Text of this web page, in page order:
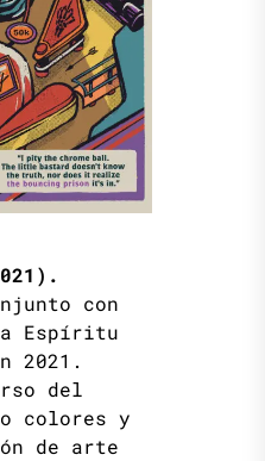
con
Espíritu
2021.
del
colores y
de arte